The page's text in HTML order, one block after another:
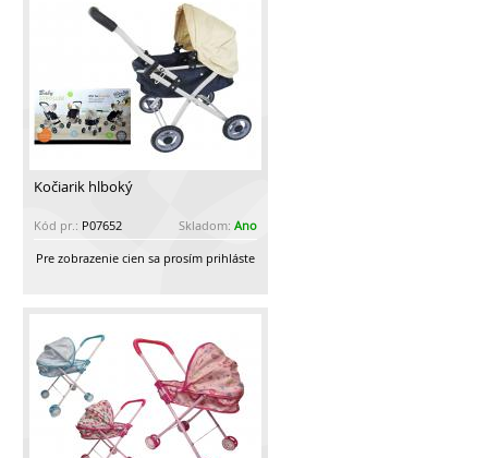
Kočiarik hlboký
Kód pr.: P07652 Skladom: Ano
Pre zobrazenie cien sa prosím prihláste